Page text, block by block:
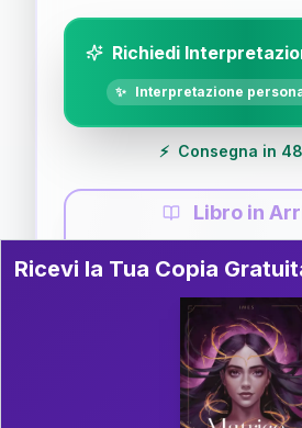
Richiedi
✨ Interpretazione
⚡ Consegna in
Libro in
Guida completa di
Il libro è in fase di scrittura.
per ricevere
P.S.
Ricevi la Tua Copia Gratuita del
Ricevi la Tua Copia